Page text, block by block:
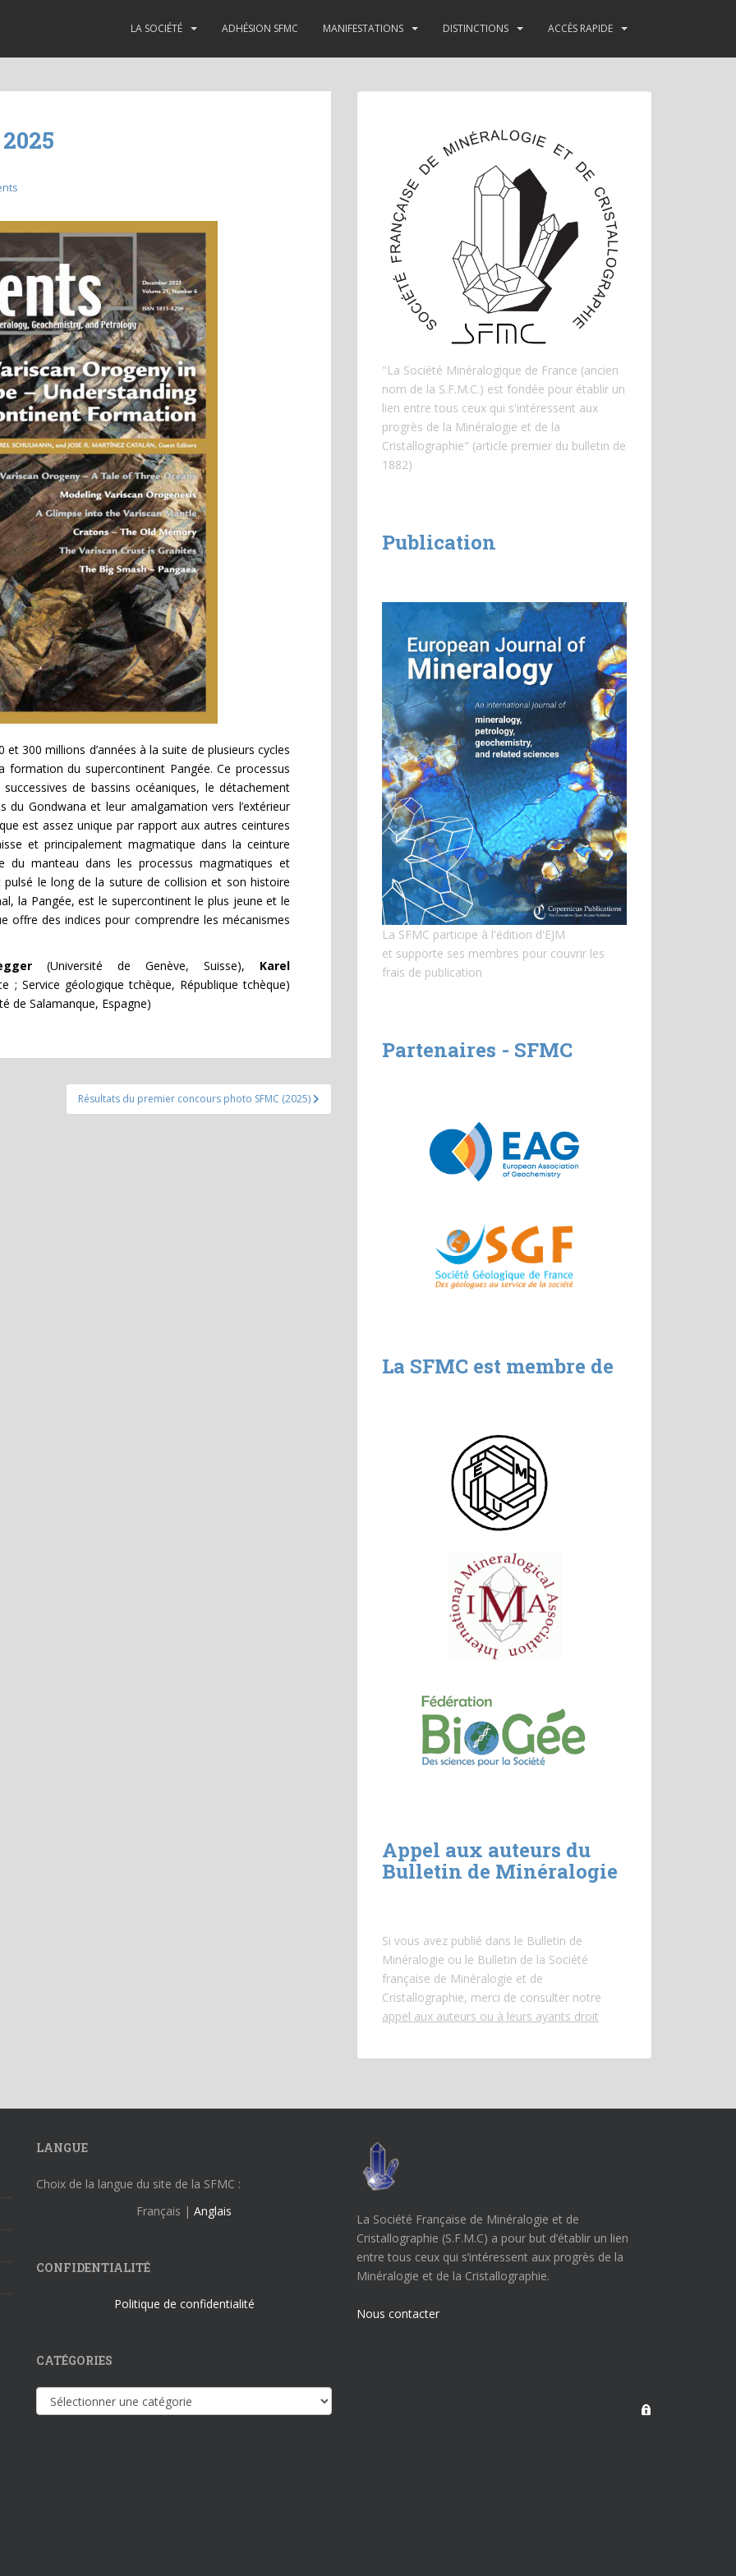
LA SOCIÉTÉ ADHÉSION SFMC MANIFESTATIONS DISTINCTIONS ACCÈS RAPIDE
et 300 millions d’années à la suite de plusieurs cycles
du supercontinent Pangée. Ce processus
de bassins océaniques, le détachement
Gondwana et leur amalgamation vers l’extérieur
est assez unique par rapport aux autres ceintures
et principalement magmatique dans la ceinture
du manteau dans les processus magmatiques et
le long de la suture de collision et son histoire
la Pangée, est le supercontinent le plus jeune et le
offre des indices pour comprendre les mécanismes
(Université de Genève, Suisse), Karel
; Service géologique tchèque, République tchèque)
de Salamanque, Espagne)
Résultats du premier concours photo SFMC (2025)
"La Société Minéralogique de France (ancien
nom de la S.F.M.C.) est fondée pour établir un
lien entre tous ceux qui s'intéressent aux
progrès de la Minéralogie et de la
Cristallographie" (article premier du bulletin de
1882)
Publication
La SFMC participe à l'édition d'EJM
et supporte ses membres pour couvrir les
frais de publication
Partenaires - SFMC
La SFMC est membre de
Appel aux auteurs du
Bulletin de Minéralogie
Si vous avez publié dans le Bulletin de
Minéralogie ou le Bulletin de la Société
française de Minéralogie et de
Cristallographie, merci de consulter notre
appel aux auteurs ou à leurs ayants droit
LANGUE
Choix de la langue du site de la SFMC :
Français | Anglais
CONFIDENTIALITÉ
Politique de confidentialité
CATÉGORIES
Catégories
La Société Française de Minéralogie et de
Cristallographie (S.F.M.C) a pour but d’établir un lien
entre tous ceux qui s’intéressent aux progrès de la
Minéralogie et de la Cristallographie.
Nous contacter